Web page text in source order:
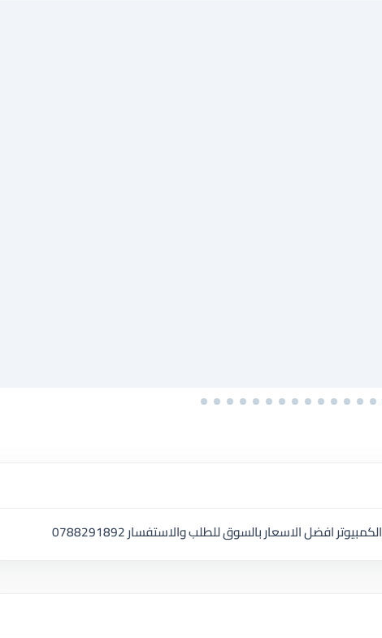
افضل الاسعار بالسوق للطلب والاستفسار 0788291892